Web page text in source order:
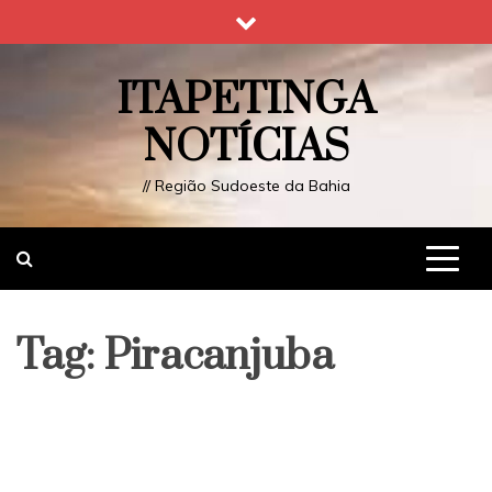
to
ITAPETINGA
NOTÍCIAS
// Região Sudoeste da Bahia
Tag: Piracanjuba